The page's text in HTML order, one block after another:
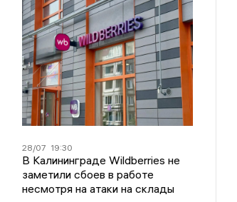
28/07 19:30
В Калининграде Wildberries не
заметили сбоев в работе
несмотря на атаки на склады